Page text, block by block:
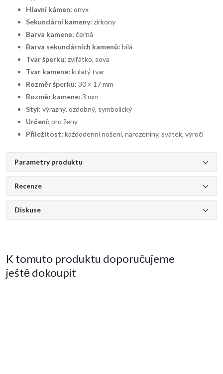
Hlavní kámen: onyx
Sekundární kameny: zirkony
Barva kamene: černá
Barva sekundárních kamenů: bílá
Tvar šperku: zvířátko, sova
Tvar kamene: kulatý tvar
Rozměr šperku: 30 × 17 mm
Rozměr kamene: 3 mm
Styl: výrazný, ozdobný, symbolický
Určení: pro ženy
Příležitost: každodenní nošení, narozeniny, svátek, výročí
Parametry produktu
Recenze
Diskuse
K tomuto produktu doporučujeme
ještě dokoupit